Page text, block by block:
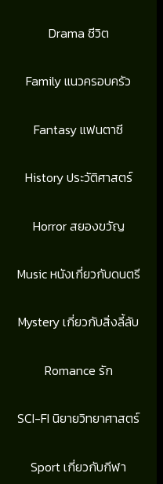
Drama ชีวิต
Family แนวครอบครัว
Fantasy แฟนตาซี
History ประวัติศาสตร์
Horror สยองขวัญ
Music หนังเกี่ยวกับดนตรี
Mystery เกี่ยวกับสิ่งลี้ลับ
Romance รัก
SCI-FI นิยายวิทยาศาสตร์
Sport เกี่ยวกับกีฬา